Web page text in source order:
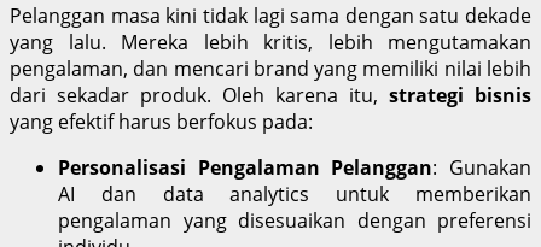
Pelanggan masa kini tidak lagi sama dengan satu dekade
yang lalu. Mereka lebih kritis, lebih mengutamakan
pengalaman, dan mencari brand yang memiliki nilai lebih
dari sekadar produk. Oleh karena itu, strategi bisnis
yang efektif harus berfokus pada:
Personalisasi Pengalaman Pelanggan: Gunakan
AI dan data analytics untuk memberikan
pengalaman yang disesuaikan dengan preferensi